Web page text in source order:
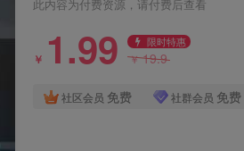
此内容为付费资源，请付费后查看
￥ 1.99 限时特惠
￥19.9
社区会员 免费 社群会员 免费